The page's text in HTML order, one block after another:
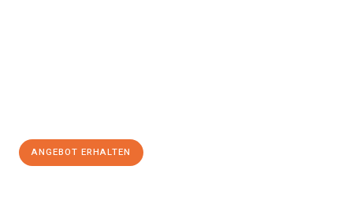
ANGEBOT ERHALTEN